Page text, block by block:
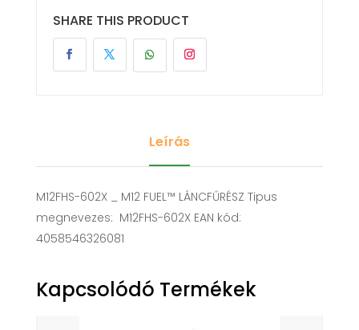
SHARE THIS PRODUCT
Leírás
M12FHS-602X _ M12 FUEL™ LÁNCFŰRÉSZ Tipus
megnevezes: M12FHS-602X EAN kód:
4058546326081
Kapcsolódó Termékek